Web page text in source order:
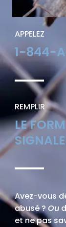
APPELEZ
1-844-
REMPLIR
LE
Avez-vous
abusé ? Ou
et ne pas